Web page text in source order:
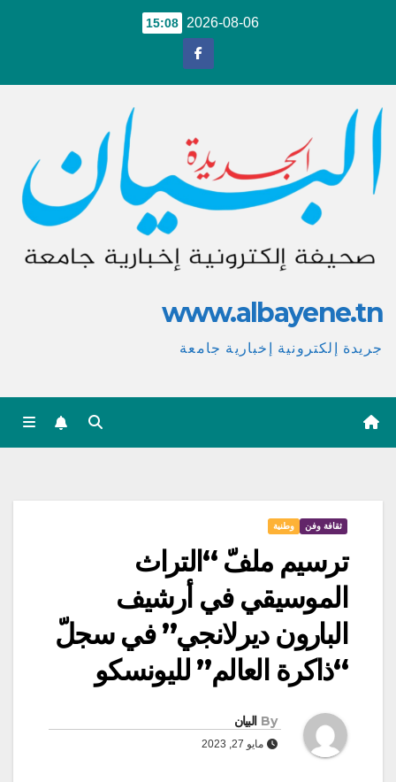
2026-08-06
15:08
www.albayene.tn
جريدة إلكترونية إخبارية جامعة
ثقافة وفن وطنية
ترسيم ملفّ “التراث
الموسيقي في أرشيف
البارون ديرلانجي” في سجلّ
“ذاكرة العالم” لليونسكو
By البيان
مايو 27, 2023